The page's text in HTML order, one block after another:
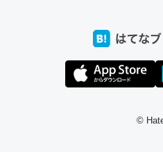
私も3年前ぐらいに祖母の家
たいなのでネット環境作った
https://
©